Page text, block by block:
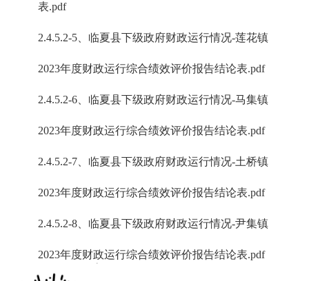
表.pdf
2.4.5.2-5、临夏县下级政府财政运行情况-莲花镇
2023年度财政运行综合绩效评价报告结论表.pdf
2.4.5.2-6、临夏县下级政府财政运行情况-马集镇
2023年度财政运行综合绩效评价报告结论表.pdf
2.4.5.2-7、临夏县下级政府财政运行情况-土桥镇
2023年度财政运行综合绩效评价报告结论表.pdf
2.4.5.2-8、临夏县下级政府财政运行情况-尹集镇
2023年度财政运行综合绩效评价报告结论表.pdf
x